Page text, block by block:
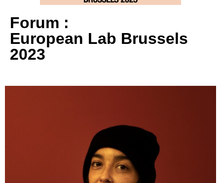
Forum :
European Lab Brussels
2023